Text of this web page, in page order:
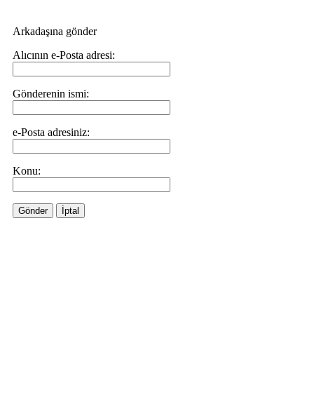
Arkadaşına gönder
Alıcının e-Posta adresi:
Gönderenin ismi:
e-Posta adresiniz:
Konu:
Gönder İptal